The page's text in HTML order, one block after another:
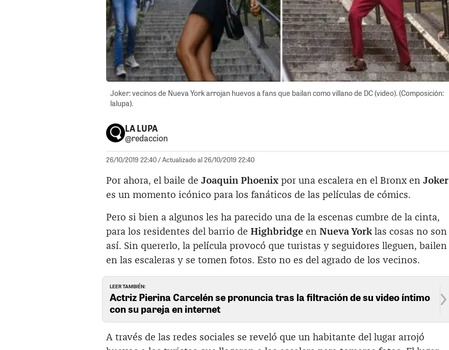
Joker: vecinos de Nueva York arrojan huevos a fans que bailan como villano de DC (video). (Composición:
lalupa).
LA LUPA
@redaccion
26/10/2019 22:40/ Actualizado al 26/10/2019 22:40
Por ahora, el baile de Joaquin Phoenix por una escalera en el Bronx en Joker
es un momento icónico para los fanáticos de las películas de cómics.
Pero si bien a algunos les ha parecido una de la escenas cumbre de la cinta,
para los residentes del barrio de Highbridge en Nueva York las cosas no son
así. Sin quererlo, la película provocó que turistas y seguidores lleguen, bailen
en las escaleras y se tomen fotos. Esto no es del agrado de los vecinos.
LEER TAMBIÉN:
Actriz Pierina Carcelén se pronuncia tras la filtración de su video íntimo
con su pareja en internet
A través de las redes sociales se reveló que un habitante del lugar arrojó